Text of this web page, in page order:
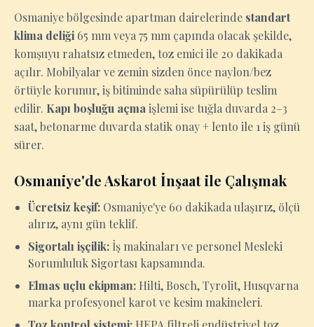
Osmaniye bölgesinde apartman dairelerinde standart
klima deliği 65 mm veya 75 mm çapında olacak şekilde,
komşuyu rahatsız etmeden, toz emici ile 20 dakikada
açılır. Mobilyalar ve zemin sizden önce naylon/bez
örtüyle korunur, iş bitiminde saha süpürülüp teslim
edilir. Kapı boşluğu açma işlemi ise tuğla duvarda 2–3
saat, betonarme duvarda statik onay + lento ile 1 iş günü
sürer.
Osmaniye'de Askarot İnşaat ile Çalışmak
Ücretsiz keşif: Osmaniye'ye 60 dakikada ulaşırız, ölçü
alırız, aynı gün teklif.
Sigortalı işçilik: İş makinaları ve personel Mesleki
Sorumluluk Sigortası kapsamında.
Elmas uçlu ekipman: Hilti, Bosch, Tyrolit, Husqvarna
marka profesyonel karot ve kesim makineleri.